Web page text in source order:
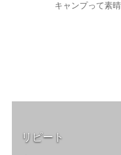
キャンプって素
リピート